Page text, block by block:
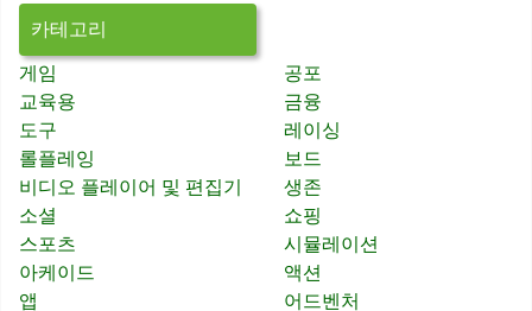
카테고리
게임
공포
교육용
금융
도구
레이싱
롤플레잉
보드
비디오 플레이어 및 편집기
생존
소셜
쇼핑
스포츠
시뮬레이션
아케이드
액션
앱
어드벤처